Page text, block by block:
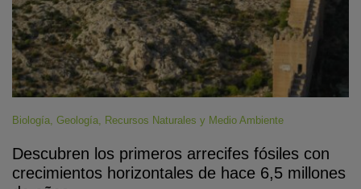
Biología, Geología, Recursos Naturales y Medio Ambiente
Descubren los primeros arrecifes fósiles con
crecimientos horizontales de hace 6,5 millones